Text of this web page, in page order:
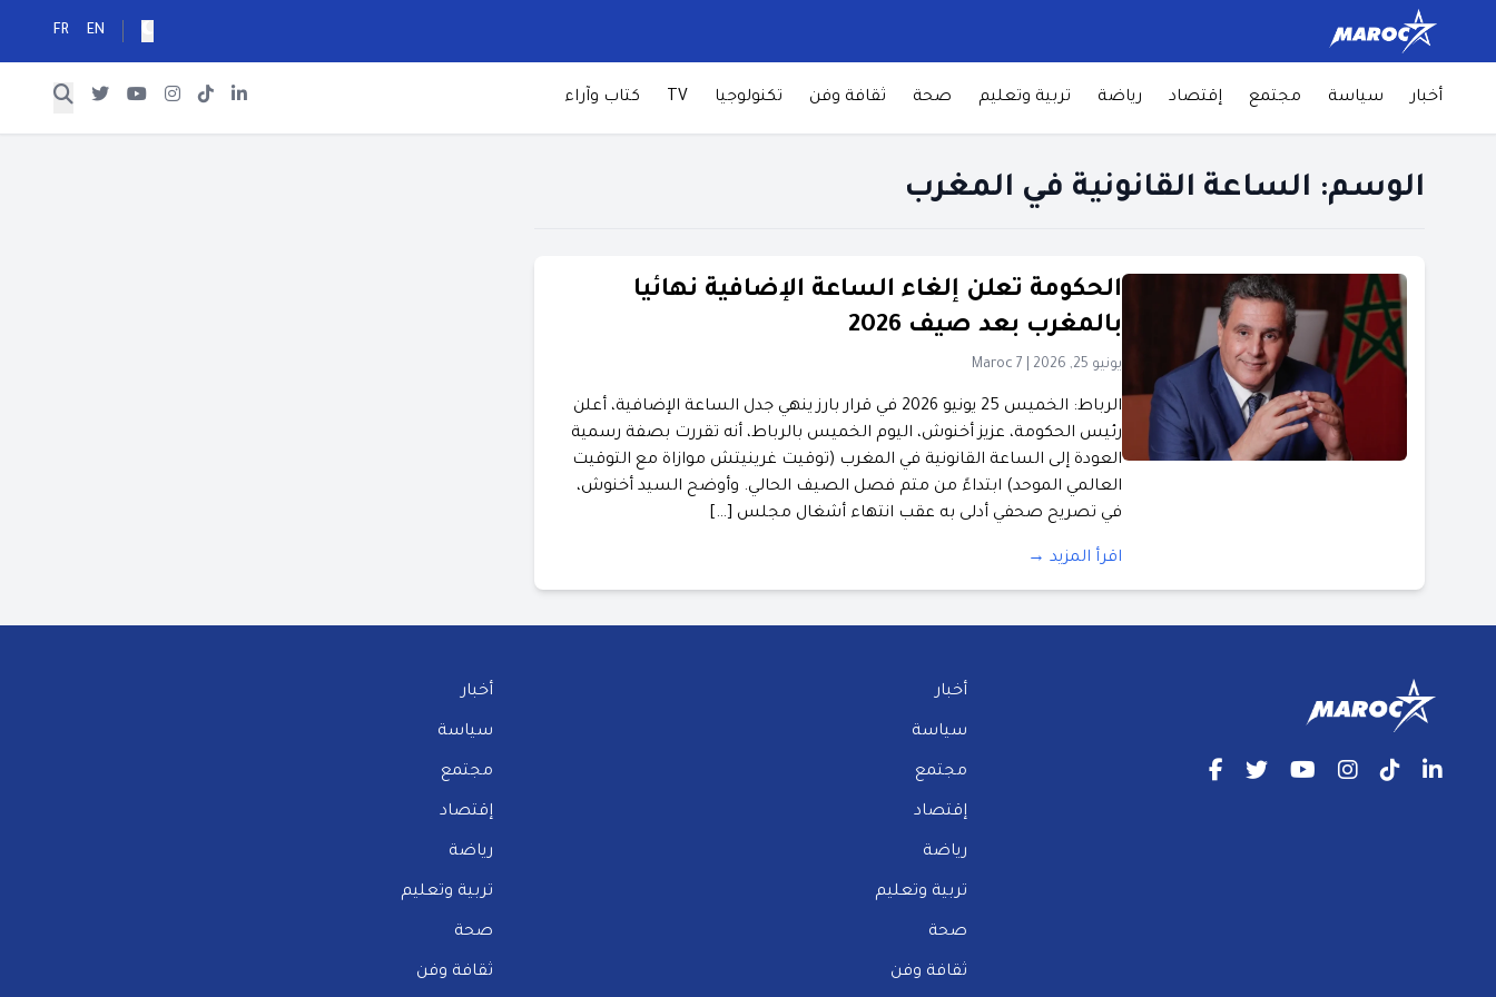
EN
FR
أخبار سياسة مجتمع إقتصاد رياضة تربية وتعليم صحة ثقافة وفن تكنولوجيا TV كتاب وآراء
الوسم: الساعة القانونية في المغرب
الحكومة تعلن إلغاء الساعة الإضافية نهائيا
بالمغرب بعد صيف 2026
يونيو 25, 2026 Maroc 7
الرباط: الخميس 25 يونيو 2026 ​في قرار بارز ينهي جدل الساعة الإضافية، أعلن
رئيس الحكومة، عزيز أخنوش، اليوم الخميس بالرباط، أنه تقررت بصفة رسمية
العودة إلى الساعة القانونية في المغرب (توقيت غرينيتش موازاة مع التوقيت
العالمي الموحد) ابتداءً من متم فصل الصيف الحالي. ​وأوضح السيد أخنوش،
في تصريح صحفي أدلى به عقب انتهاء أشغال مجلس […]
اقرأ المزيد →
أخبار
سياسة
مجتمع
إقتصاد
رياضة
تربية وتعليم
صحة
ثقافة وفن
أخبار
سياسة
مجتمع
إقتصاد
رياضة
تربية وتعليم
صحة
ثقافة وفن